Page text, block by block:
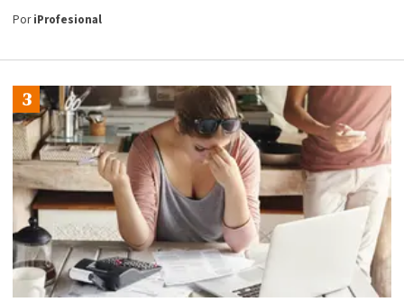
PoriProfesional